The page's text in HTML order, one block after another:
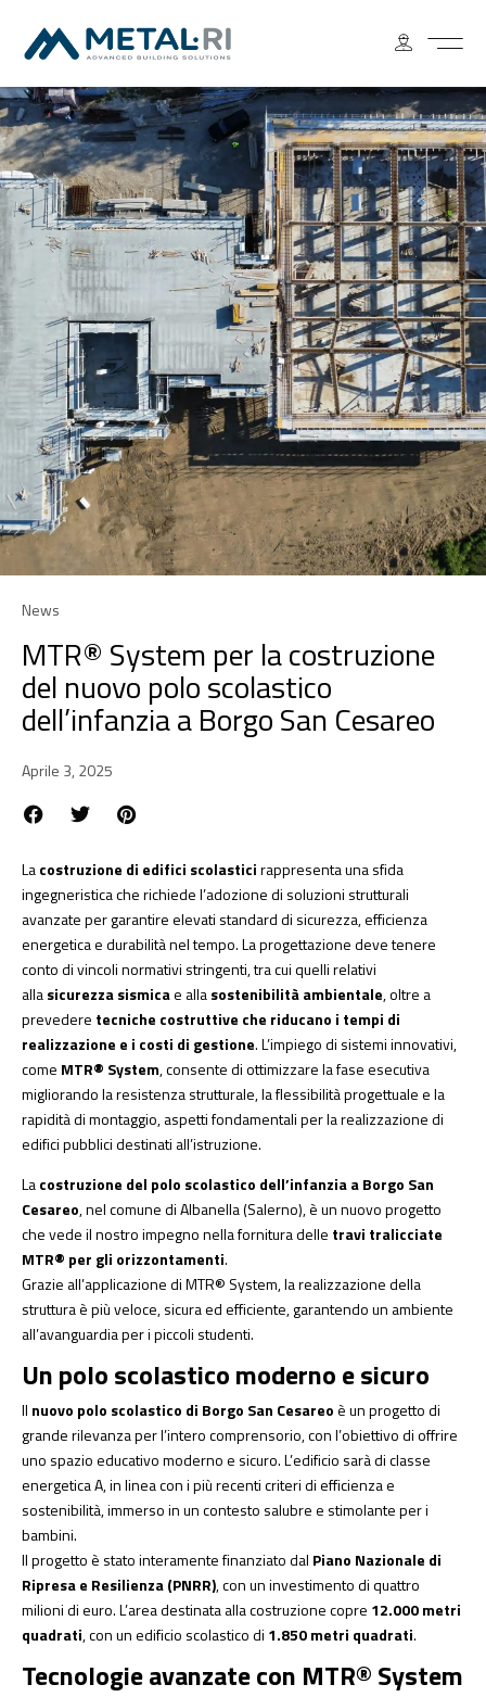
News
MTR® System per la costruzione
del nuovo polo scolastico
dell’infanzia a Borgo San Cesareo
Aprile 3, 2025
Lacostruzione di edifici scolasticirappresenta una sfida
ingegneristica che richiede l’adozione di soluzioni strutturali
avanzate per garantire elevati standard di sicurezza, efficienza
energetica e durabilità nel tempo. La progettazione deve tenere
conto di vincoli normativi stringenti, tra cui quelli relativi
allasicurezza sismicae allasostenibilità ambientale, oltre a
prevedere tecniche costruttive che riducano i tempi di
realizzazione e i costi di gestione. L’impiego di sistemi innovativi,
come MTR® System, consente di ottimizzare la fase esecutiva
migliorando la resistenza strutturale, la flessibilità progettuale e la
rapidità di montaggio, aspetti fondamentali per la realizzazione di
edifici pubblici destinati all’istruzione.
Lacostruzione del polo scolastico dell’infanzia a Borgo San
Cesareo, nel comune di Albanella (Salerno), è un nuovo progetto
che vede il nostro impegno nella fornitura delle travi tralicciate
MTR® per gli orizzontamenti.
Grazie all’applicazione di MTR® System, la realizzazione della
struttura è più veloce, sicura ed efficiente, garantendo un ambiente
all’avanguardia per i piccoli studenti.
Un polo scolastico moderno e sicuro
Il nuovo polo scolastico di Borgo San Cesareoè un progetto di
grande rilevanza per l’intero comprensorio, con l’obiettivo di offrire
uno spazio educativo moderno e sicuro. L’edificio sarà di classe
energetica A, in linea con i più recenti criteri di efficienza e
sostenibilità, immerso in un contesto salubre e stimolante per i
bambini.
Il progetto è stato interamente finanziato dal Piano Nazionale di
Ripresa e Resilienza (PNRR), con un investimento di quattro
milioni di euro. L’area destinata alla costruzione copre 12.000 metri
quadrati, con un edificio scolastico di 1.850 metri quadrati.
Tecnologie avanzate con MTR® System